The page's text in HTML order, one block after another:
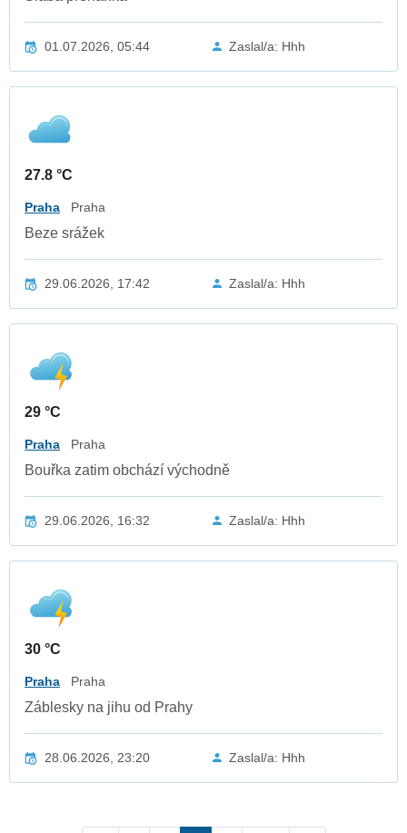
01.07.2026, 05:44 Zaslal/a: Hhh
27.8 °C
Praha Praha
Beze srážek
29.06.2026, 17:42 Zaslal/a: Hhh
29 °C
Praha Praha
Bouřka zatim obchází východně
29.06.2026, 16:32 Zaslal/a: Hhh
30 °C
Praha Praha
Záblesky na jihu od Prahy
28.06.2026, 23:20 Zaslal/a: Hhh